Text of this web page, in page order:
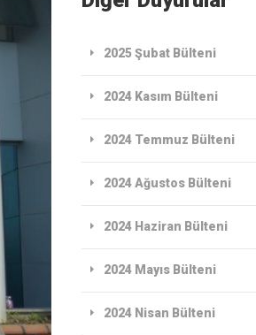
2025 Şubat Bülteni
2024 Kasım Bülteni
2024 Temmuz Bülteni
2024 Ağustos Bülteni
2024 Haziran Bülteni
2024 Mayıs Bülteni
2024 Nisan Bülteni